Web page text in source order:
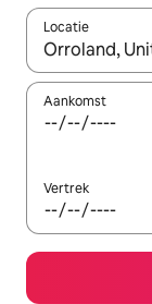
Locatie
Wanneer er
Aankomst
Vertrek